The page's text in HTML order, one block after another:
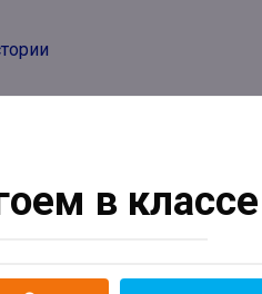
в классе